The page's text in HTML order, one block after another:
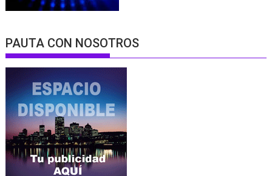
PAUTA CON NOSOTROS